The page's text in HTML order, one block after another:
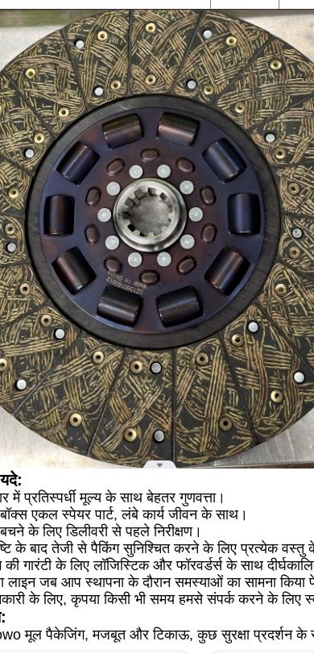
में प्रतिस्पर्धी मूल्य के साथ बेहतर गुणवत्ता।
एकल स्पेयर पार्ट, लंबे कार्य जीवन के साथ।
के लिए डिलीवरी से पहले निरीक्षण।
के बाद तेजी से पैकिंग सुनिश्चित करने के लिए प्रत्येक वस्तु के
गारंटी के लिए लॉजिस्टिक और फॉरवर्डर्स के साथ
जब आप स्थापना के दौरान समस्याओं का सामना किया
के लिए, कृपया किसी भी समय हमसे संपर्क करने के लिए
मूल पैकेजिंग, मजबूत और टिकाऊ, कुछ सुरक्षा प्रदर्शन के